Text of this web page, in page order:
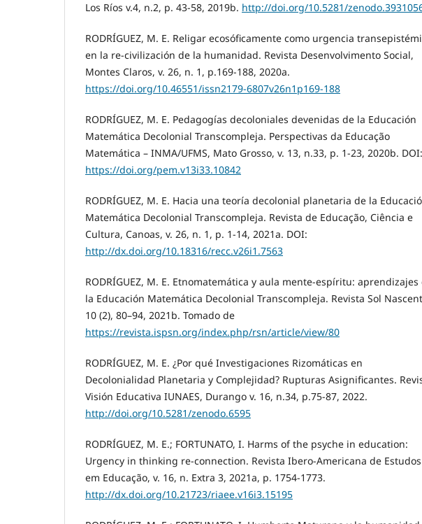
Los Ríos v.4, n.2, p. 43-58, 2019b. http://doi.org/10.5281/
RODRÍGUEZ, M. E. Religar ecosóficamente como urgencia
en la re-civilización de la humanidad. Revista Desenvolvimento Social,
Montes Claros, v. 26, n. 1, p.169-188, 2020a.
https://doi.org/10.46551/issn2179-6807v26n1p169-188
RODRÍGUEZ, M. E. Pedagogías decoloniales devenidas de la Educación
Matemática Decolonial Transcompleja. Perspectivas da Educação
Matemática – INMA/UFMS, Mato Grosso, v. 13, n.33, p. 1-23, 2020b. DOI:
https://doi.org/pem.v13i33.10842
RODRÍGUEZ, M. E. Hacia una teoría decolonial planetaria de la
Matemática Decolonial Transcompleja. Revista de Educação, Ciência e
Cultura, Canoas, v. 26, n. 1, p. 1-14, 2021a. DOI:
http://dx.doi.org/10.18316/recc.v26i1.7563
RODRÍGUEZ, M. E. Etnomatemática y aula mente-espíritu: aprendizajes
la Educación Matemática Decolonial Transcompleja. Revista Sol
10 (2), 80–94, 2021b. Tomado de
https://revista.ispsn.org/index.php/rsn/article/view/80
RODRÍGUEZ, M. E. ¿Por qué Investigaciones Rizomáticas en
Decolonialidad Planetaria y Complejidad? Rupturas Asignificantes.
Visión Educativa IUNAES, Durango v. 16, n.34, p.75-87, 2022.
http://doi.org/10.5281/zenodo.6595
RODRÍGUEZ, M. E.; FORTUNATO, I. Harms of the psyche in education:
Urgency in thinking re-connection. Revista Ibero-Americana de Estudos
em Educação, v. 16, n. Extra 3, 2021a, p. 1754-1773.
http://dx.doi.org/10.21723/riaee.v16i3.15195